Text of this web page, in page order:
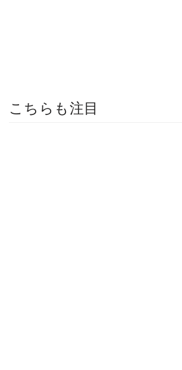
こちらも注目